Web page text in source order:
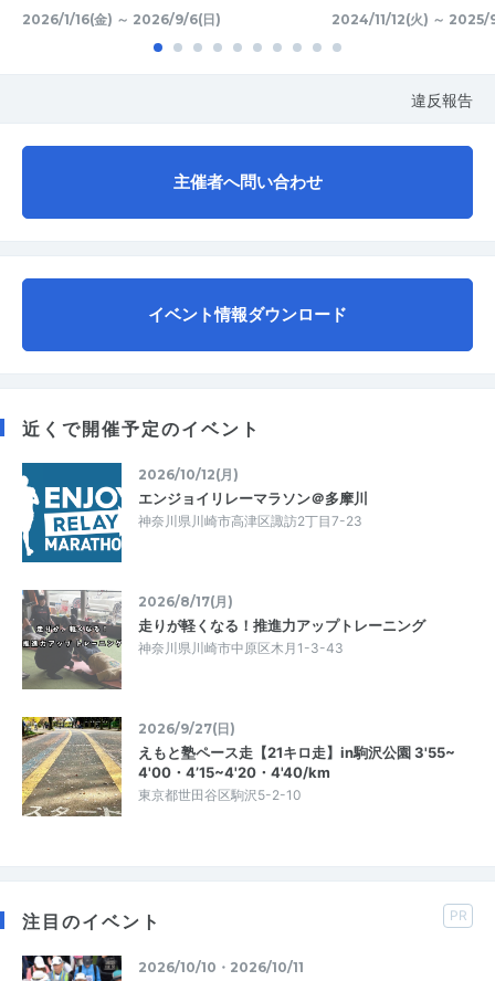
2026/1/16(金) ～ 2026/9/6(日) 2024/11/12(火) ～ 2025/
違反報告
主催者へ問い合わせ
イベント情報ダウンロード
近くで開催予定のイベント
2026/10/12(月)
エンジョイリレーマラソン＠多摩川
神奈川県川崎市高津区諏訪2丁目7-23
2026/8/17(月)
走りが軽くなる！推進力アップトレーニング
神奈川県川崎市中原区木月1-3-43
2026/9/27(日)
えもと塾ペース走【21キロ走】in駒沢公園 3'55~
4'00・4’15~4'20・4'40/km
東京都世田谷区駒沢5-2-10
注目のイベント PR
2026/10/10・2026/10/11